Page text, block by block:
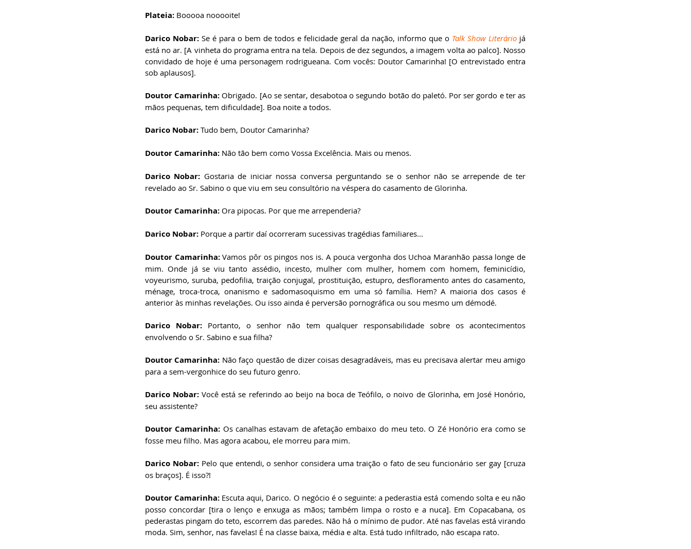
Plateia: Booooa nooooite!
Darico Nobar: Se é para o bem de todos e felicidade geral da nação, informo que o Talk Show Literário já
está no ar. [A vinheta do programa entra na tela. Depois de dez segundos, a imagem volta ao palco]. Nosso
convidado de hoje é uma personagem rodrigueana. Com vocês: Doutor Camarinha! [O entrevistado entra
sob aplausos].
Doutor Camarinha: Obrigado. [Ao se sentar, desabotoa o segundo botão do paletó. Por ser gordo e ter as
mãos pequenas, tem dificuldade]. Boa noite a todos.
Darico Nobar: Tudo bem, Doutor Camarinha?
Doutor Camarinha: Não tão bem como Vossa Excelência. Mais ou menos.
Darico Nobar: Gostaria de iniciar nossa conversa perguntando se o senhor não se arrepende de ter
revelado ao Sr. Sabino o que viu em seu consultório na véspera do casamento de Glorinha.
Doutor Camarinha: Ora pipocas. Por que me arrependeria?
Darico Nobar: Porque a partir daí ocorreram sucessivas tragédias familiares...
Doutor Camarinha: Vamos pôr os pingos nos is. A pouca vergonha dos Uchoa Maranhão passa longe de
mim. Onde já se viu tanto assédio, incesto, mulher com mulher, homem com homem, feminicídio,
voyeurismo, suruba, pedofilia, traição conjugal, prostituição, estupro, desfloramento antes do casamento,
ménage, troca-troca, onanismo e sadomasoquismo em uma só família. Hem? A maioria dos casos é
anterior às minhas revelações. Ou isso ainda é perversão pornográfica ou sou mesmo um démodé.
Darico Nobar: Portanto, o senhor não tem qualquer responsabilidade sobre os acontecimentos
envolvendo o Sr. Sabino e sua filha?
Doutor Camarinha: Não faço questão de dizer coisas desagradáveis, mas eu precisava alertar meu amigo
para a sem-vergonhice do seu futuro genro.
Darico Nobar: Você está se referindo ao beijo na boca de Teófilo, o noivo de Glorinha, em José Honório,
seu assistente?
Doutor Camarinha: Os canalhas estavam de afetação embaixo do meu teto. O Zé Honório era como se
fosse meu filho. Mas agora acabou, ele morreu para mim.
Darico Nobar: Pelo que entendi, o senhor considera uma traição o fato de seu funcionário ser gay [cruza
os braços]. É isso?!
Doutor Camarinha: Escuta aqui, Darico. O negócio é o seguinte: a pederastia está comendo solta e eu não
posso concordar [tira o lenço e enxuga as mãos; também limpa o rosto e a nuca]. Em Copacabana, os
pederastas pingam do teto, escorrem das paredes. Não há o mínimo de pudor. Até nas favelas está virando
moda. Sim, senhor, nas favelas! É na classe baixa, média e alta. Está tudo infiltrado, não escapa rato.